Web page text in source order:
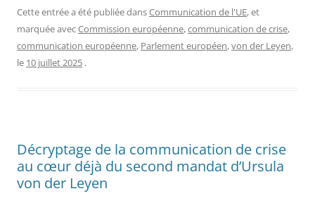
Cette entrée a été publiée dansCommunication de l'UE, et
marquée avecCommission européenne,communication de crise,
communication européenne, Parlement européen,von der Leyen,
le 10 juillet 2025 .
Décryptage de la communication de crise
au cœur déjà du second mandat d’Ursula
von der Leyen